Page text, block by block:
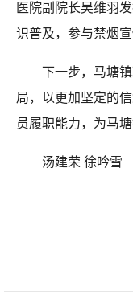
医院副院长吴维羽
识普及，参与禁烟
下一步，马塘
局，以更加坚定的
员履职能力，为马
汤建荣 徐吟雪